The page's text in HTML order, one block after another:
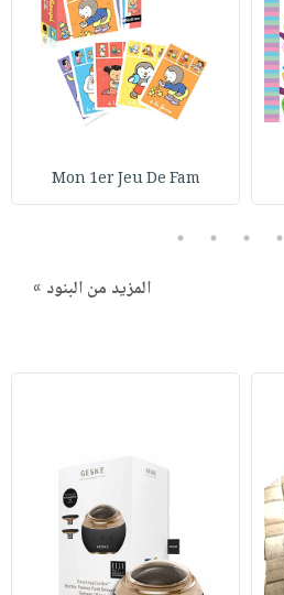
Mon 1er Jeu De Fam
2
3
4
5
المزيد من البنود »